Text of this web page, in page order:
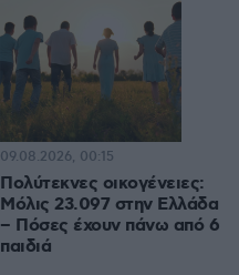
Πολύτεκνες οικογένειες:
Μόλις 23.097 στην Ελλάδα
– Πόσες έχουν πάνω από 6
παιδιά
09.08.2026, 00:15